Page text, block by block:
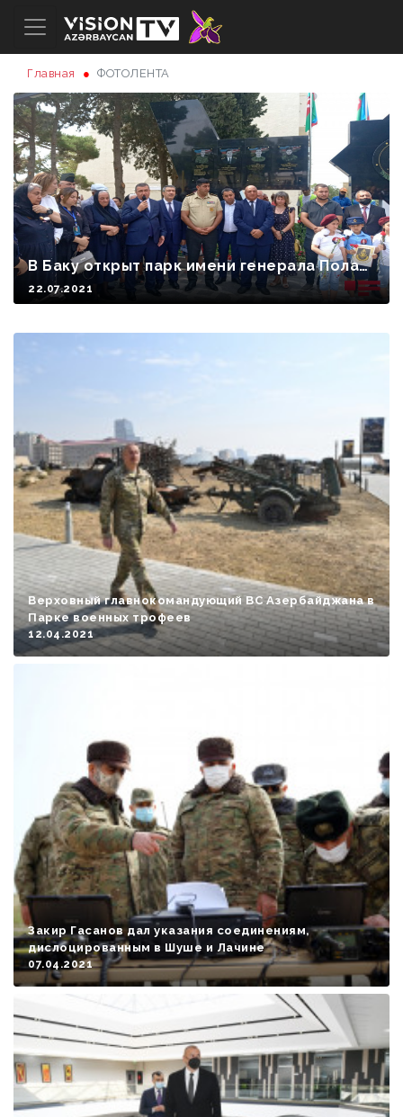
Главная ФОТОЛЕНТА
В Баку открыт парк имени генерала Полад
а Гашимова
22.07.2021
Верховный главнокомандующий ВС Азербайджана в
Парке военных трофеев
12.04.2021
Закир Гасанов дал указания соединениям,
дислоцированным в Шуше и Лачине
07.04.2021